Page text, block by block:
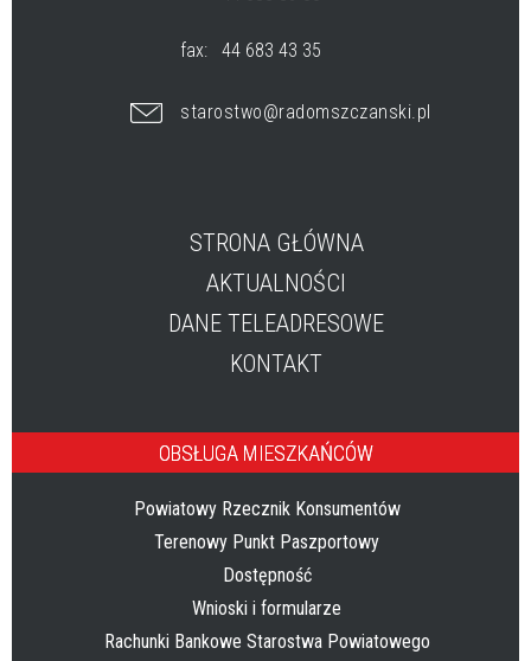
fax: 44 683 43 35
starostwo@radomszczanski.pl
STRONA GŁÓWNA
AKTUALNOŚCI
DANE TELEADRESOWE
KONTAKT
OBSŁUGA MIESZKAŃCÓW
Powiatowy Rzecznik Konsumentów
Terenowy Punkt Paszportowy
Dostępność
Wnioski i formularze
Rachunki Bankowe Starostwa Powiatowego